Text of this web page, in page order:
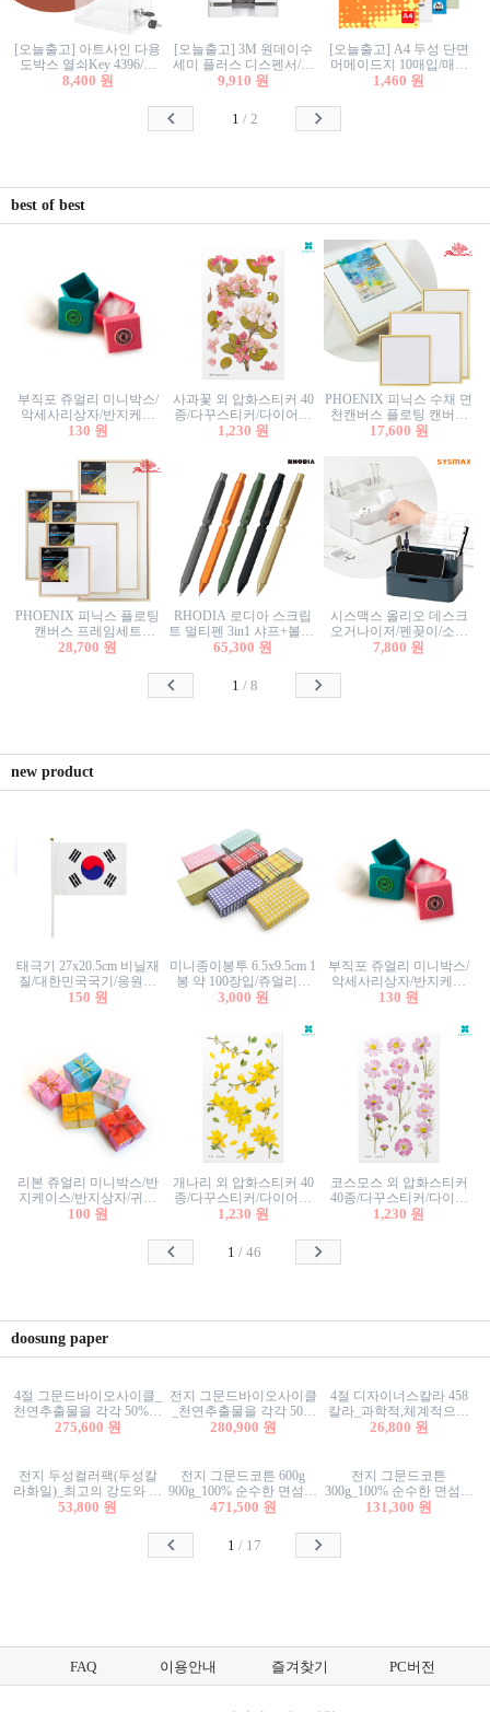
[오늘출고] 아트사인 다용
도박스 열쇠Key 4396/투
표함/건의함/모금함/응모
8,400 원
[오늘출고] 3M 원데이수
세미 플러스 디스펜서/소
프트수세미5매+강력수세
9,910 원
[오늘출고] A4 두성 단면
머메이드지 10매입/매직
터치/색지/색상지/색복사
칼라색지/고급복사지
1,460 원
1 / 2
best of best
부직포 쥬얼리 미니박스/
악세사리상자/반지케이
스/반지상자/귀걸이상자/
130 원
사과꽃 외 압화스티커 40
종/다꾸스티커/다이어리
꾸미기/꽃스티커/자연물
1,230 원
PHOENIX 피닉스 수채 면
천캔버스 플로팅 캔버스
프레임세트 30x30cm/액자
17,600 원
PHOENIX 피닉스 플로팅
캔버스 프레임세트
50x50cm/액자캔버스/인테
28,700 원
RHODIA 로디아 스크립
트 멀티펜 3in1 샤프+볼펜/
무광택 알루미늄 육각배
65,300 원
시스맥스 올리오 데스크
오거나이저/펜꽂이/소품
꽂이/소품함/정리함/수납
7,800 원
1 / 8
new product
태극기 27x20.5cm 비닐재
질/대한민국국기/응원깃
발/행사깃발
150 원
미니종이봉투 6.5x9.5cm 1
봉 약 100장입/쥬얼리봉
투/증명사진봉투/악세사
3,000 원
부직포 쥬얼리 미니박스/
악세사리상자/반지케이
스/반지상자/귀걸이상자/
130 원
리본 쥬얼리 미니박스/반
지케이스/반지상자/귀걸
이상자/귀걸이박스/악세
100 원
개나리 외 압화스티커 40
종/다꾸스티커/다이어리
꾸미기/꽃스티커/자연물
1,230 원
코스모스 외 압화스티커
40종/다꾸스티커/다이어
리꾸미기/꽃스티커/자연
1,230 원
1 /46
doosung paper
4절 그문드바이오사이클_
천연추출물을 각각 50%이
상 함유한 친환경그래픽
275,600 원
전지 그문드바이오사이클
_천연추출물을 각각 50%
이상 함유한 친환경그래
280,900 원
4절 디자이너스칼라 458
칼라_과학적,체계적으로
분류된 200색을 갖춘 색지
26,800 원
전지 두성컬러팩(두성칼
라화일)_최고의 강도와 평
활성을 지닌 다양한 컬러
53,800 원
전지 그문드코튼 600g
900g_100% 순수한 면섬유
로 만든 친환경프리미엄
471,500 원
전지 그문드코튼
300g_100% 순수한 면섬유
로 만든 친환경프리미엄
131,300 원
1 / 17
FAQ 이용안내 즐겨찾기 PC버전